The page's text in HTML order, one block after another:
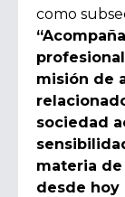
como
misión de
sociedad
materia
desde hoy